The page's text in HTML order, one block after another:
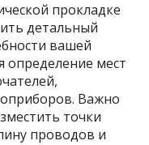
прокладке
детальный
вашей
определение мест
Важно
точки
проводов и